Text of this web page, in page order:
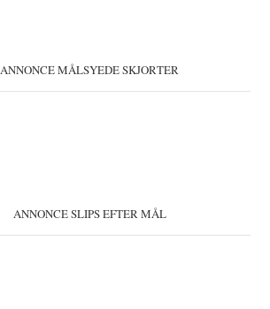
ANNONCE MÅLSYEDE SKJORTER
ANNONCE SLIPS EFTER MÅL